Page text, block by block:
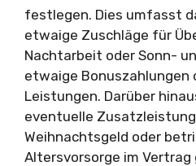
festlegen. Dies umfasst
etwaige Zuschläge für
Nachtarbeit oder Sonn-
etwaige Bonuszahlungen
Leistungen. Darüber
eventuelle
Weihnachtsgeld oder
Altersvorsorge im